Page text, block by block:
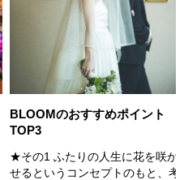
BLOOMのおすすめポイント
TOP3
★その1 ふたりの人生に花を咲か
せるというコンセプトのもと、考